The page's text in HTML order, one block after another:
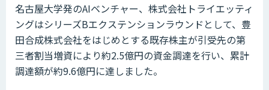
名古屋大学発のAIベンチャー、株式会社トライエッティ
ングはシリーズBエクステンションラウンドとして、豊
田合成株式会社をはじめとする既存株主が引受先の第
三者割当増資により約2.5億円の資金調達を行い、累計
調達額が約9.6億円に達しました。